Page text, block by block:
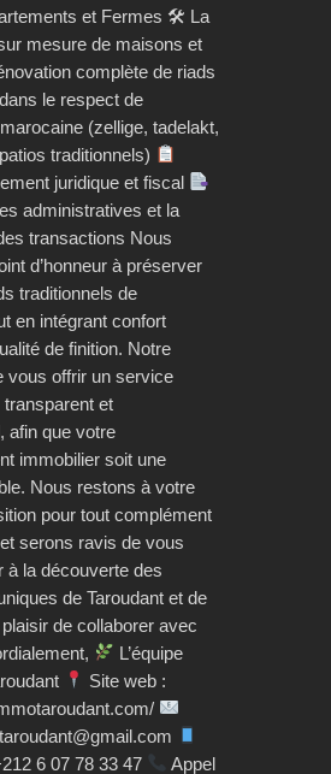
et Fermes 🛠 La
mesure de maisons et
complète de riads
le respect de
(zellige, tadelakt,
traditionnels)
juridique et fiscal
administratives et la
transactions Nous
d’honneur à préserver
traditionnels de
en intégrant confort
de finition. Notre
vous offrir un service
et
afin que votre
immobilier soit une
Nous restons à votre
pour tout complément
serons ravis de vous
à la découverte des
de Taroudant et de
de collaborer avec
L’équipe
Site web :
6 07 78 33 47
Appel